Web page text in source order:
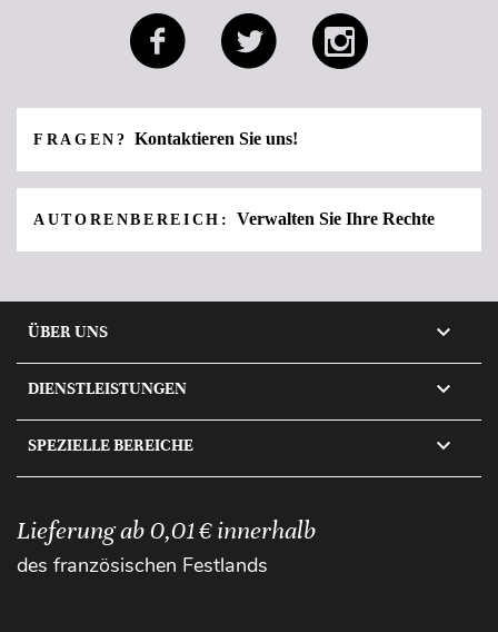
FRAGEN? Kontaktieren Sie uns!
AUTORENBEREICH: Verwalten Sie Ihre Rechte
ÜBER UNS 
DIENSTLEISTUNGEN 
SPEZIELLE BEREICHE 
Lieferung ab 0,01 € innerhalb
des französischen Festlands